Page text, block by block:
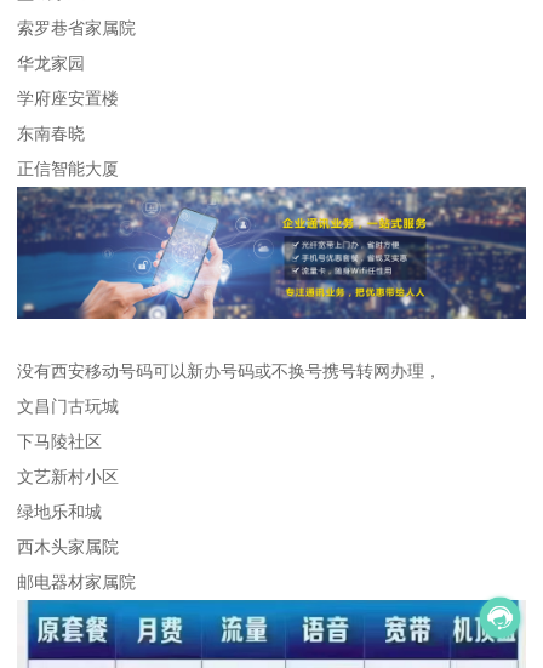
索罗巷省家属院
华龙家园
学府座安置楼
东南春晓
正信智能大厦
没有西安移动号码可以新办号码或不换号携号转网办理，
文昌门古玩城
下马陵社区
文艺新村小区
绿地乐和城
西木头家属院
邮电器材家属院